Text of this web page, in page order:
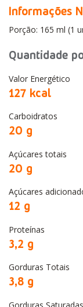
Informações
Porção: 165 ml (1
Quantidade
Valor Energético
127 kcal
Carboidratos
20 g
Açúcares totais
20 g
Açúcares
12 g
Proteínas
3,2 g
Gorduras Totais
3,8 g